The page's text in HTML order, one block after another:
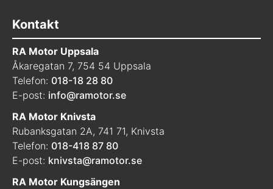
Kontakt
RA Motor Uppsala
Åkaregatan 7, 754 54 Uppsala
Telefon: 018-18 28 80
E-post: info@ramotor.se
RA Motor Knivsta
Rubanksgatan 2A, 741 71, Knivsta
Telefon: 018-418 87 80
E-post: knivsta@ramotor.se
RA Motor Kungsängen